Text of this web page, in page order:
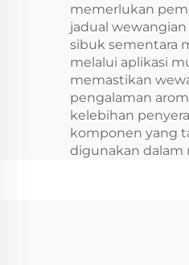
memerlukan
jadual
sibuk sementara
melalui aplikasi
memastikan
pengalaman
kelebihan
komponen yang
digunakan dalam